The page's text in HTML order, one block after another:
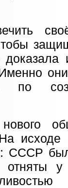
по
исходе
СССР
отняты